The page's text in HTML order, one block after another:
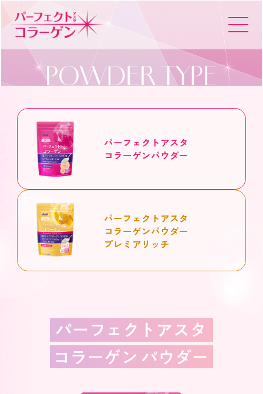
パーフェクトアスタ
コラーゲンとは
夜コラのすすめ
製品情報
SPECIAL
取扱店舗
パーフェクトアスタ
コラーゲンパウダー
パーフェクトアスタ
コラーゲンパウダー
プレミアリッチ